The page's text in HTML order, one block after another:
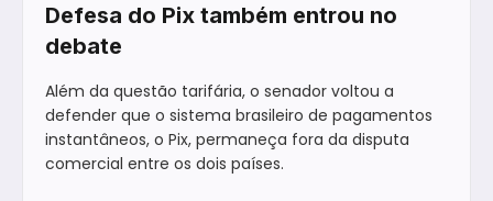
Defesa do Pix também entrou no
debate
Além da questão tarifária, o senador voltou a
defender que o sistema brasileiro de pagamentos
instantâneos, o Pix, permaneça fora da disputa
comercial entre os dois países.